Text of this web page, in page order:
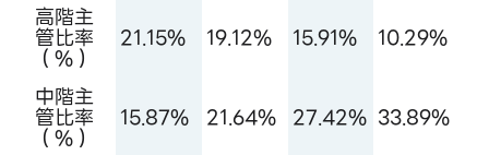
高階主
管比率
（%）
21.15% 19.12% 15.91%
10.29%
中階主
管比率
（%）
15.87% 21.64% 27.42% 33.89%